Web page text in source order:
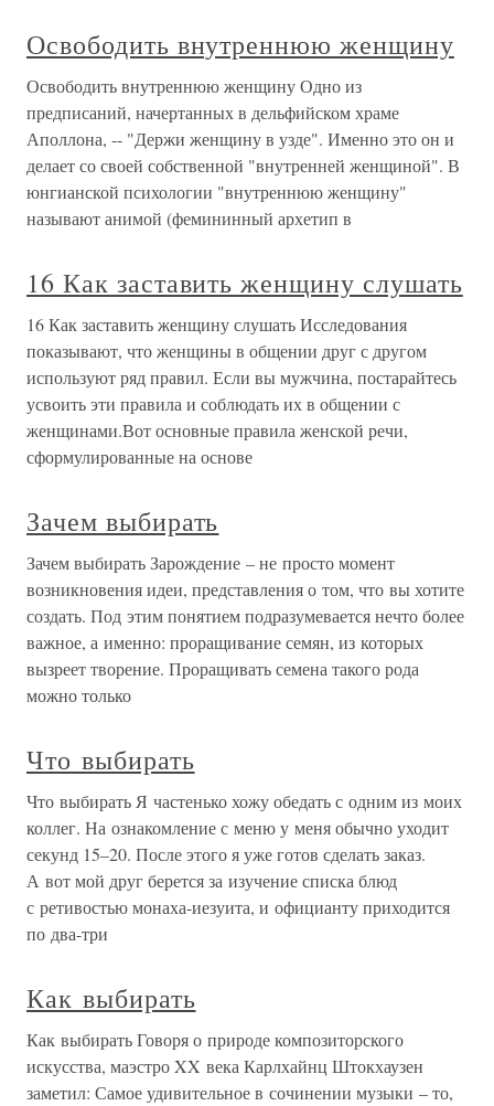
Освободить внутреннюю женщину
Освободить внутреннюю женщину Одно из
предписаний, начертанных в дельфийском храме
Аполлона, -- "Держи женщину в узде". Именно это он и
делает со своей собственной "внутренней женщиной". В
юнгианской психологии "внутреннюю женщину"
называют анимой (фемининный архетип в
16 Как заставить женщину слушать
16 Как заставить женщину слушать Исследования
показывают, что женщины в общении друг с другом
используют ряд правил. Если вы мужчина, постарайтесь
усвоить эти правила и соблюдать их в общении с
женщинами.Вот основные правила женской речи,
сформулированные на основе
Зачем выбирать
Зачем выбирать Зарождение – не просто момент
возникновения идеи, представления о том, что вы хотите
создать. Под этим понятием подразумевается нечто более
важное, а именно: проращивание семян, из которых
вызреет творение. Проращивать семена такого рода
можно только
Что выбирать
Что выбирать Я частенько хожу обедать с одним из моих
коллег. На ознакомление с меню у меня обычно уходит
секунд 15–20. После этого я уже готов сделать заказ.
А вот мой друг берется за изучение списка блюд
с ретивостью монаха-иезуита, и официанту приходится
по два-три
Как выбирать
Как выбирать Говоря о природе композиторского
искусства, маэстро XX века Карлхайнц Штокхаузен
заметил: Самое удивительное в сочинении музыки – то,